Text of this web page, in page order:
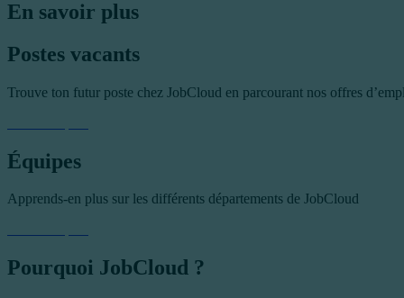
En savoir plus
Postes vacants
Trouve ton futur poste chez JobCloud en parcourant nos offres
Équipes
Apprends-en plus sur les différents départements de JobCloud
Pourquoi JobCloud ?